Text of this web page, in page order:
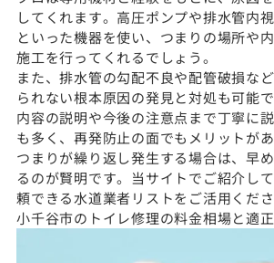
してくれます。高圧ポンプや排水管内
といった機器を使い、つまりの場所や
施工を行ってくれるでしょう。
また、排水管の勾配不良や配管破損な
られない根本原因の発見と対処も可能
内容の説明や今後の注意点まで丁寧に
も多く、再発防止の面でもメリットがあ
つまりが繰り返し発生する場合は、早
るのが賢明です。当サイトでご紹介し
頼できる水道業者リストをご活用くださ
小千谷市のトイレ修理の料金相場と適